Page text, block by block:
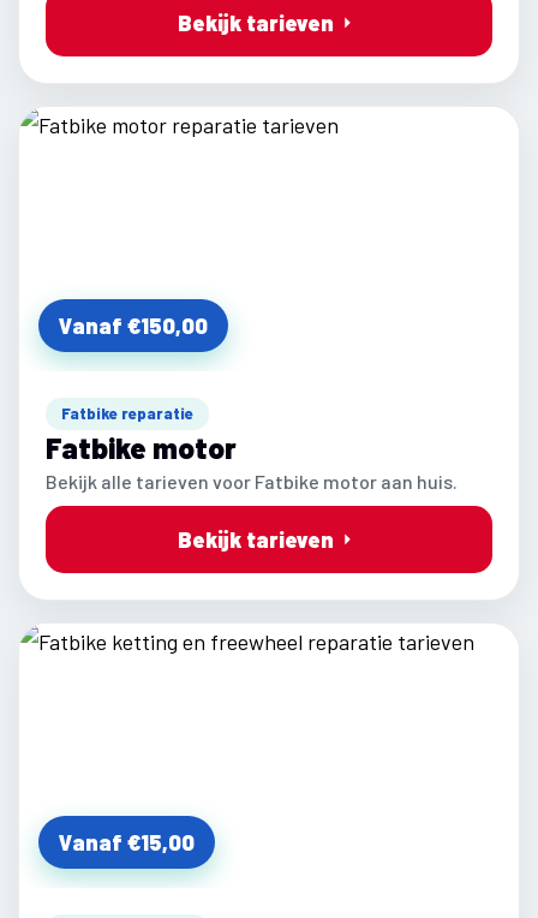
Bekijk tarieven
Vanaf €150,00
Fatbike reparatie
Fatbike motor
Bekijk alle tarieven voor Fatbike motor aan huis.
Bekijk tarieven
Vanaf €15,00